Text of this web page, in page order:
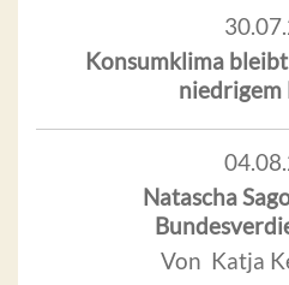
Konsumklima
niedrigem
Natascha
Von Katja